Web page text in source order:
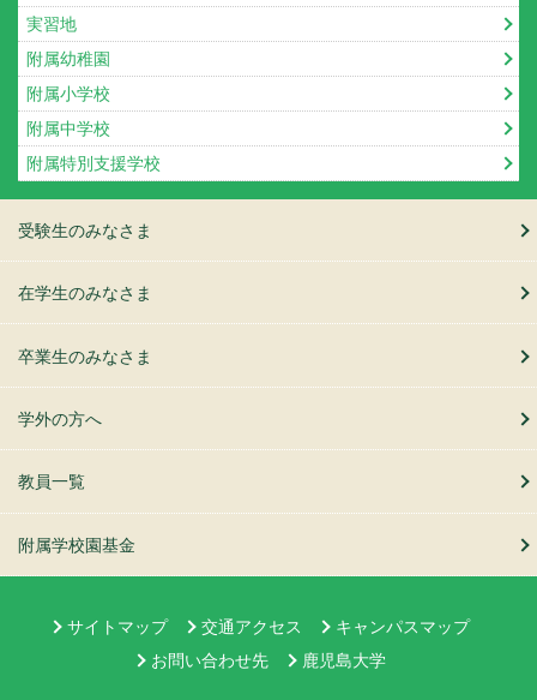
実習地
附属幼稚園
附属小学校
附属中学校
附属特別支援学校
受験生のみなさま
在学生のみなさま
卒業生のみなさま
学外の方へ
教員一覧
附属学校園基金
サイトマップ 交通アクセス
キャンパスマップ
お問い合わせ先
鹿児島大学